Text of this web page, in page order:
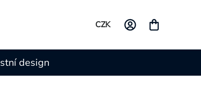
CZK
design